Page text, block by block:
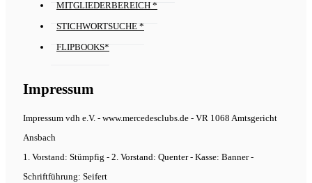
MITGLIEDERBEREICH *
STICHWORTSUCHE *
FLIPBOOKS*
Impressum
Impressum vdh e.V. - www.mercedesclubs.de - VR 1068 Amtsgericht
Ansbach
1. Vorstand: Stümpfig - 2. Vorstand: Quenter - Kasse: Banner -
Schriftführung: Seifert